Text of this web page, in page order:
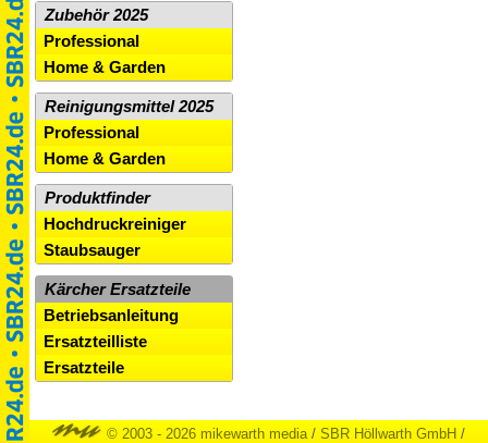
Zubehör 2025
Professional
Home & Garden
Reinigungsmittel 2025
Professional
Home & Garden
Produktfinder
Hochdruckreiniger
Staubsauger
Kärcher Ersatzteile
Betriebsanleitung
Ersatzteilliste
Ersatzteile
© 2003 - 2026 mikewarth media / SBR Höllwarth GmbH /